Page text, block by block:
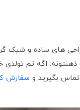
اگه تم تولدی
بگیرید و سفارش